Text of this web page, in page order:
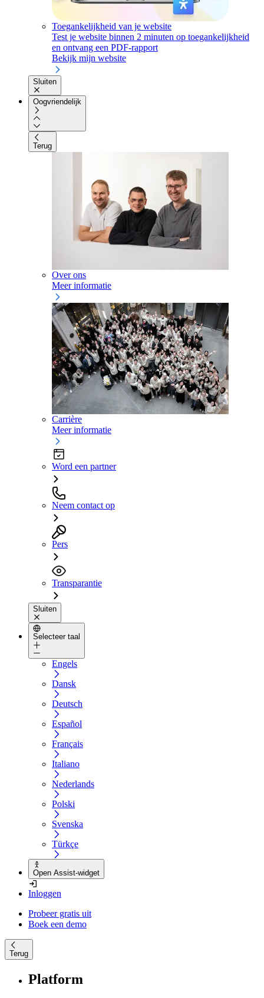
Toegankelijkheid van je website
Test je website binnen 2 minuten op toegankelijkheid
en ontvang een PDF-rapport
Bekijk mijn website
Sluiten
Oogvriendelijk
Terug
Over ons
Meer informatie
Carrière
Meer informatie
Word een partner
Neem contact op
Pers
Transparantie
Sluiten
Selecteer taal
Engels
Dansk
Deutsch
Español
Français
Italiano
Nederlands
Polski
Svenska
Türkçe
Open Assist-widget
Inloggen
Probeer gratis uit
Boek een demo
Terug
Platform